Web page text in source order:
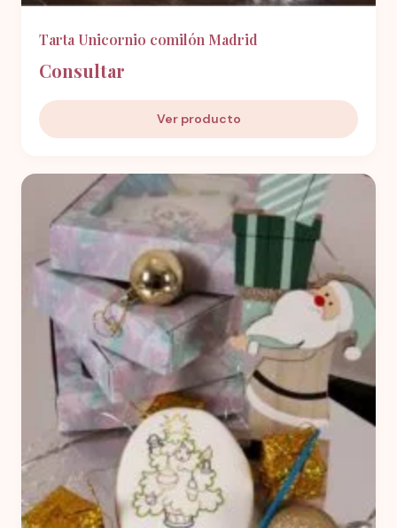
Tarta Unicornio comilón Madrid
Consultar
Ver producto